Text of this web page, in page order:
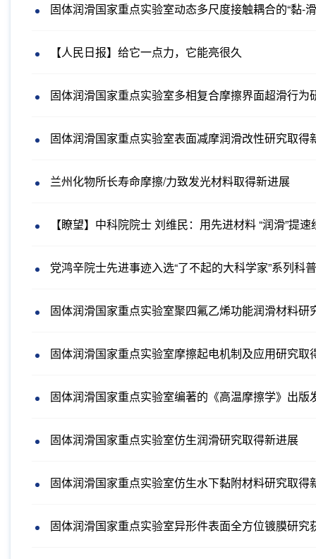
固体润滑国家重点实验室动态多尺度接触耦合的“黏-
【人民日报】给它一点力，它能亮很久
固体润滑国家重点实验室多相复合摩擦界面超滑行为
固体润滑国家重点实验室表面减摩润滑改性研究取得
兰州化物所长寿命摩擦/力致发光材料取得新进展
【瞭望】中科院院士 刘维民：用先进材料 “润滑”提
党鸿辛院士先进事迹入选“了不起的大科学家”系列科
固体润滑国家重点实验室聚四氟乙烯功能润滑材料研
固体润滑国家重点实验室摩擦起电机制及应用研究取
固体润滑国家重点实验室编著的《高温摩擦学》出版
固体润滑国家重点实验室仿生润滑研究取得新进展
固体润滑国家重点实验室仿生水下黏附材料研究取得
固体润滑国家重点实验室异形件表面全方位镀膜研究